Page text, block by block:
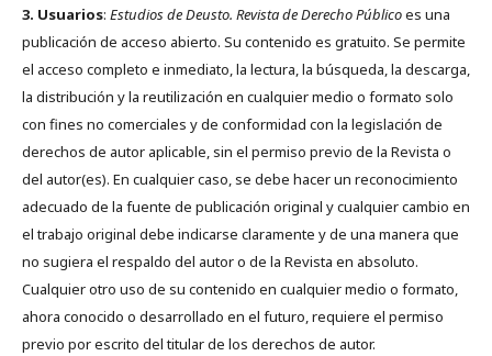
3. Usuarios: Estudios de Deusto. Revista de Derecho Públicoes una
publicación de acceso abierto. Su contenido es gratuito. Se permite
el acceso completo e inmediato, la lectura, la búsqueda, la descarga,
la distribución y la reutilización en cualquier medio o formato solo
con fines no comerciales y de conformidad con la legislación de
derechos de autor aplicable, sin el permiso previo de la Revista o
del autor(es). En cualquier caso, se debe hacer un reconocimiento
adecuado de la fuente de publicación original y cualquier cambio en
el trabajo original debe indicarse claramente y de una manera que
no sugiera el respaldo del autor o de la Revista en absoluto.
Cualquier otro uso de su contenido en cualquier medio o formato,
ahora conocido o desarrollado en el futuro, requiere el permiso
previo por escrito del titular de los derechos de autor.